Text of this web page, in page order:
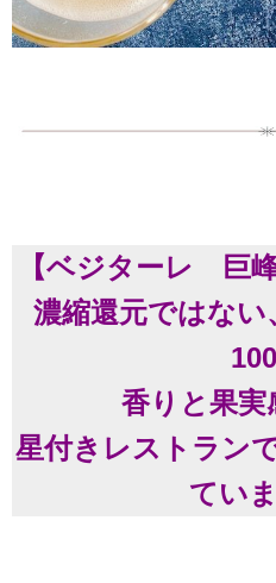
【ベジターレ 巨
濃縮還元ではない
香りと果実
星付きレストラン
ていま